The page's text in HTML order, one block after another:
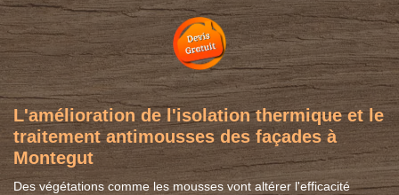
L'amélioration de l'isolation thermique et le
traitement antimousses des façades à
Montegut
Des végétations comme les mousses vont altérer l'efficacité